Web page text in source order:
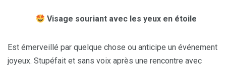
Visage souriant avec les yeux en étoile
Est émerveillé par quelque chose ou anticipe un événement
joyeux. Stupéfait et sans voix après une rencontre avec